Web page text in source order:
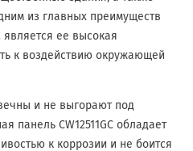
из главных преимуществ
является ее высокая
к воздействию окружающей
и не выгорают под
панель CW12511GC обладает
к коррозии и не боится